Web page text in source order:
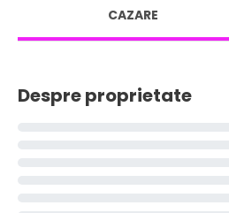
CAZARE
Despre proprietate